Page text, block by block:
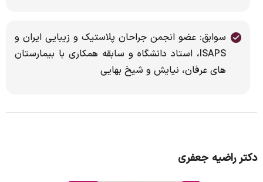
سوابق: عضو انجمن جراحان پلاستیک و زیبایی ایران و
ISAPS، استاد دانشگاه و سابقه همکاری با بیمارستان
های عرفان، نیایش و شیخ بهایی
دکتر راضیه جعفری